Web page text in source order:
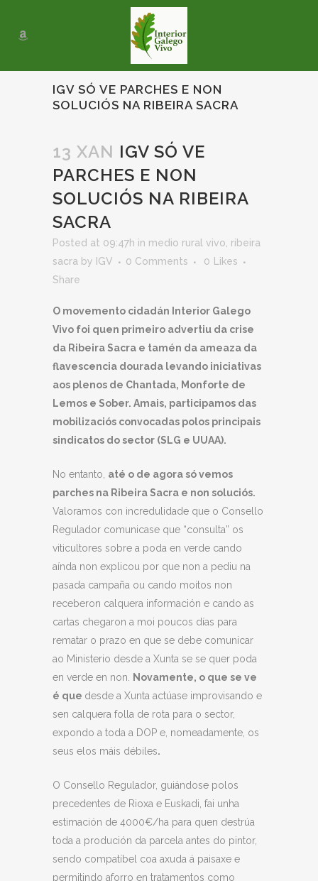
IGV SÓ VE PARCHES E NON
SOLUCIÓS NA RIBEIRA SACRA
13 XAN IGV SÓ VE
PARCHES E NON
SOLUCIÓS NA RIBEIRA
SACRA
Posted at 09:47h in medio rural vivo ribeira
sacra by IGV 0 Comments 0
Likes
Share
O movemento cidadán Interior Galego
Vivo foi quen primeiro advertiu da crise
da Ribeira Sacra e tamén da ameaza da
flavescencia dourada levando iniciativas
aos plenos de Chantada, Monforte de
Lemos e Sober. Amais, participamos das
mobilizaciós convocadas polos principais
sindicatos do sector (SLG e UUAA).
No entanto, até o de agora só vemos
parches na Ribeira Sacra e non soluciós.
Valoramos con incredulidade que o Consello
Regulador comunicase que “consulta” os
viticultores sobre a poda en verde cando
aínda non explicou por que non a pediu na
pasada campaña ou cando moitos non
receberon calquera información e cando as
cartas chegaron a moi poucos días para
rematar o prazo en que se debe comunicar
ao Ministerio desde a Xunta se se quer poda
en verde en non.
Novamente, o que se ve
é que desde a Xunta actúase improvisando e
sen calquera folla de rota para o sector,
expondo a toda a DOP e, nomeadamente, os
seus elos máis débiles.
O Consello Regulador, guiándose polos
precedentes de Rioxa e Euskadi, fai unha
estimación de 4000€/ha para quen destrúa
toda a produción da parcela antes do pintor,
sendo compatíbel coa axuda á paisaxe e
permitindo aforro en tratamentos como